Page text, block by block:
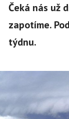
Čeká nás už
zapotíme.
týdnu.